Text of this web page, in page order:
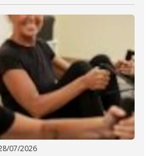
07/2026